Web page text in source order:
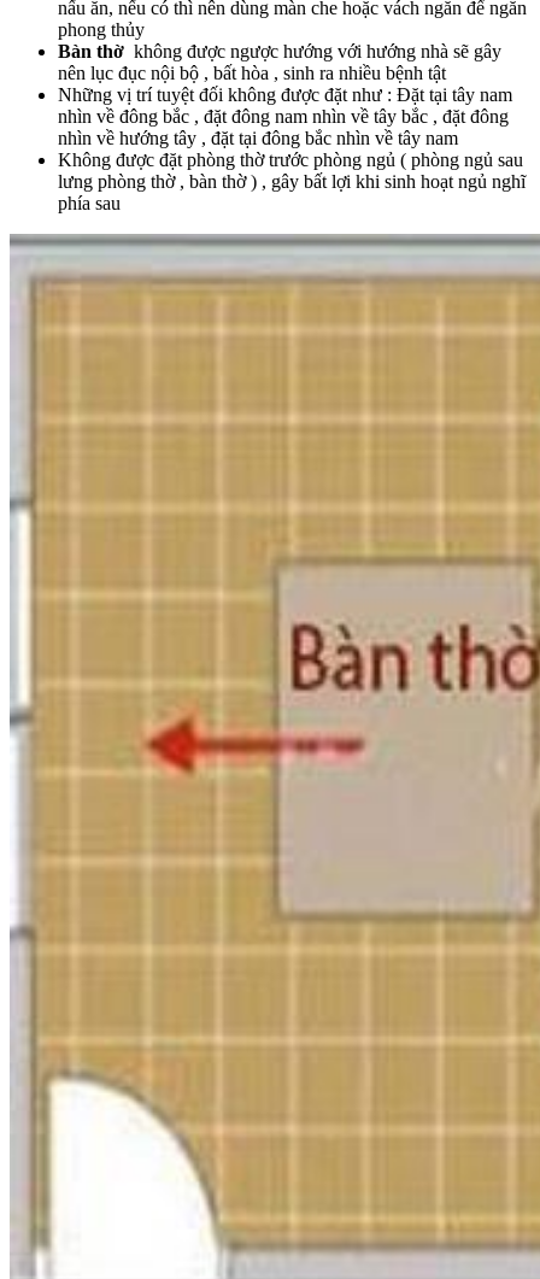
nấu ăn, nếu có thì nên dùng màn che hoặc vách ngăn để ngăn
phong thủy
Bàn thờ không được ngược hướng với hướng nhà sẽ gây
nên lục đục nội bộ , bất hòa , sinh ra nhiều bệnh tật
Những vị trí tuyệt đối không được đặt như : Đặt tại tây nam
nhìn về đông bắc , đặt đông nam nhìn về tây bắc , đặt đông
nhìn về hướng tây , đặt tại đông bắc nhìn về tây nam
Không được đặt phòng thờ trước phòng ngủ ( phòng ngủ sau
lưng phòng thờ , bàn thờ ) , gây bất lợi khi sinh hoạt ngủ nghĩ
phía sau